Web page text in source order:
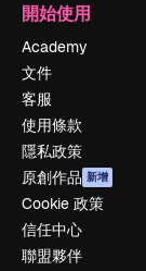
開始使用
Academy
文件
客服
使用條款
隱私政策
原創作品 新增
Cookie 政策
信任中心
聯盟夥伴